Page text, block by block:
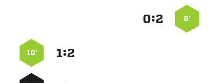
8’
:
:
10’